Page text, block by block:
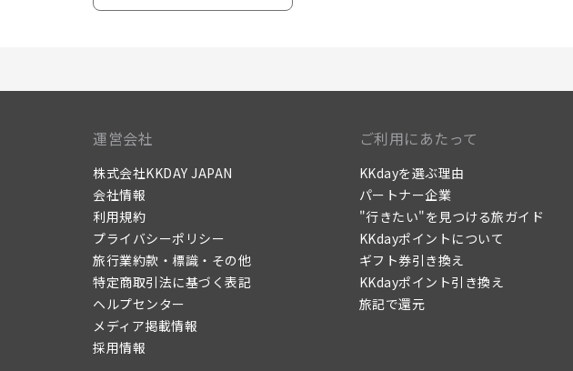
運営会社
株式会社KKDAY JAPAN
会社情報
利用規約
プライバシーポリシー
旅行業約款・標識・その他
特定商取引法に基づく表記
ヘルプセンター
メディア掲載情報
採用情報
ご利用にあたって
KKdayを選ぶ理由
パートナー企業
"行きたい"を見つける旅ガイド
KKdayポイントについて
ギフト券引き換え
KKdayポイント引き換え
旅記で還元